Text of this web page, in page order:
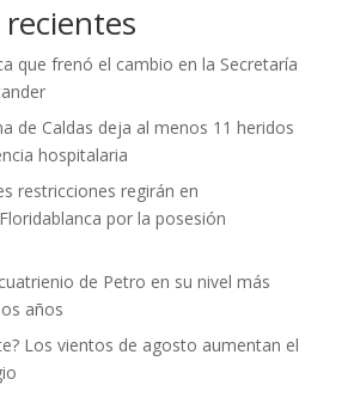
que frenó el cambio en la Secretaría
de Caldas deja al menos 11 heridos
hospitalaria
restricciones regirán en
por la posesión
de Petro en su nivel más
años
Los vientos de agosto aumentan el